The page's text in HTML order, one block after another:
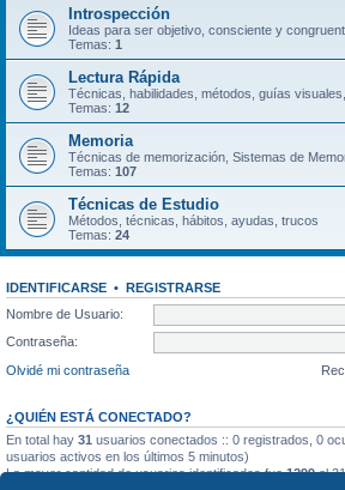
Introspección
Ideas para ser objetivo, consciente y
Temas: 1
Lectura Rápida
Técnicas, habilidades, métodos, guías
Temas: 12
Memoria
Técnicas de memorización, Sistemas de
Temas: 107
Técnicas de Estudio
Métodos, técnicas, hábitos, ayudas, trucos
Temas: 24
IDENTIFICARSE • REGISTRARSE
Nombre de Usuario:
Contraseña:
Olvidé mi contraseña
¿QUIÉN ESTÁ CONECTADO?
En total hay 31 usuarios conectados :: 0 registrados, 0
usuarios activos en los últimos 5 minutos)
La mayor cantidad de usuarios identificados fue1299el